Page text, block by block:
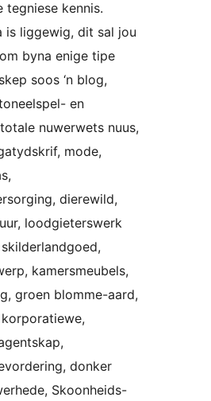
tegniese kennis.
is liggewig, dit sal jou
byna enige tipe
soos ‘n blog,
en
nuwerwets nuus,
mode,
dierewild,
loodgieterswerk
kamersmeubels,
groen blomme-aard,
donker
Skoonheids-